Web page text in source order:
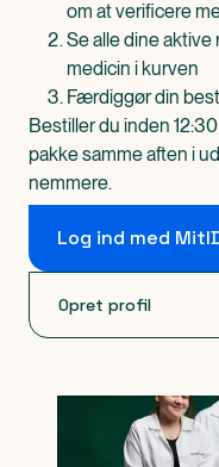
om at verificere
Se alle dine
medicin i kurven
Færdiggør din
Bestiller du inden
pakke samme aften i
nemmere.
Log ind med
Opret profil